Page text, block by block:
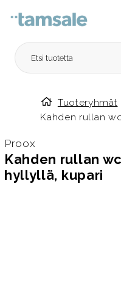
Etusivulle
Tuoteryhmät
Kahden rullan
Proox
Kahden rullan
hyllyllä, kupari